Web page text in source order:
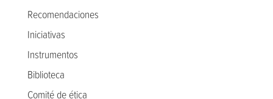
Recomendaciones
Iniciativas
Instrumentos
Biblioteca
Comité de ética